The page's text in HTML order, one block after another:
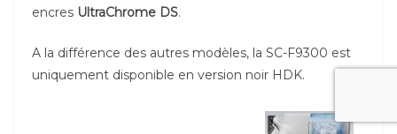
encres UltraChrome DS.
A la différence des autres modèles, la SC-F9300 est
uniquement disponible en version noir HDK.